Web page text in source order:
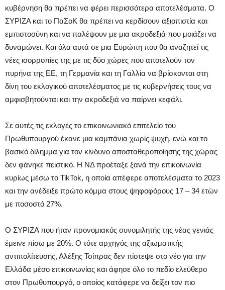
κυβέρνηση θα πρέπει να φέρει περισσότερα αποτελέσματα. Ο
ΣΥΡΙΖΑ και το ΠαΣοΚ θα πρέπει να κερδίσουν αξιοπιστία και
εμπιστοσύνη και να παλέψουν με μια ακροδεξιά που μοιάζει να
δυναμώνει. Και όλα αυτά σε μια Ευρώπη που θα αναζητεί τις
νέες ισορροπίες της με τις δύο χώρες που αποτελούν τον
πυρήνα της ΕΕ, τη Γερμανία και τη Γαλλία να βρίσκονται στη
δίνη του εκλογικού αποτελέσματος με τις κυβερνήσεις τους να
αμφισβητούνται και την ακροδεξιά να παίρνει κεφάλι.
Σε αυτές τις εκλογές το επικοινωνιακό επιτελείο του
Πρωθυπουργού έκανε μια καμπάνια χωρίς ψυχή, ενώ και το
βασικό δίλημμα για τον κίνδυνο αποσταθεροποίησης της χώρας
δεν φάνηκε πειστικό. Η ΝΔ προέταξε ξανά την επικοινωνία
κυρίως μέσω το TikTok, η οποία απέφερε αποτελέσματα το 2023
και την ανέδειξε πρώτο κόμμα στους ψηφοφόρους 17 – 34 ετών
με ποσοστό 27%.
Ο ΣΥΡΙΖΑ που ήταν προνομιακός συνομιλητής της νέας γενιάς
έμεινε πίσω με 20%. Ο τότε αρχηγός της αξιωματικής
αντιπολίτευσης, Αλέξης Τσίπρας δεν πίστεψε στο νέο για την
Ελλάδα μέσο επικοινωνίας και άφησε όλο το πεδίο ελεύθερο
στον Πρωθυπουργό, ο οποίος κατάφερε να δείξει τον πιο